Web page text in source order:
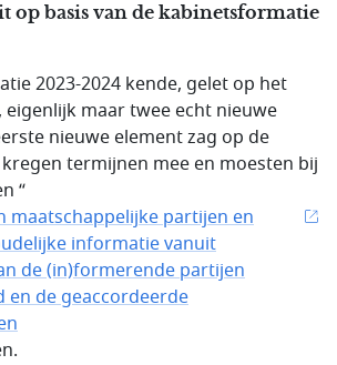
op basis van de kabinetsformatie
2023-2024 kende, gelet op het
maar twee echt nieuwe
nieuwe element zag op de
termijnen mee en moesten bij
“
maatschappelijke partijen en
informatie vanuit
de (in)formerende partijen
de geaccordeerde